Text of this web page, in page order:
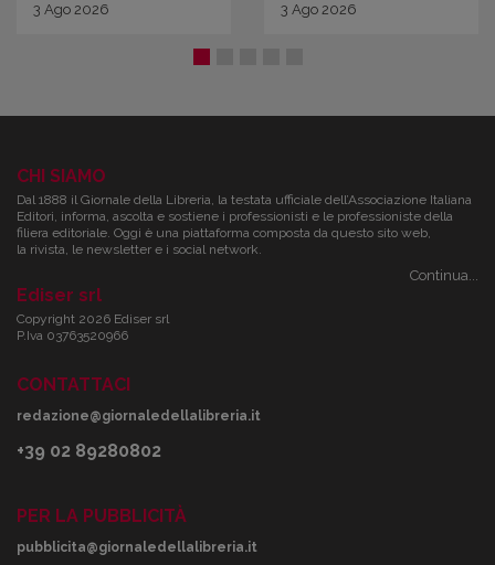
3 Ago 2026 3 Ago 2026
CHI SIAMO
Dal 1888 il Giornale della Libreria, la testata ufficiale dell’Associazione Italiana
Editori, informa, ascolta e sostiene i professionisti e le professioniste della
filiera editoriale. Oggi è una piattaforma composta da questo sito web,
la rivista, le newsletter e i social network.
Continua...
Ediser srl
Copyright 2026 Ediser srl
P.Iva 03763520966
CONTATTACI
redazione@giornaledellalibreria.it
+39 02 89280802
PER LA PUBBLICITÀ
pubblicita@giornaledellalibreria.it